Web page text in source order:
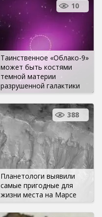
Таинственное «Облако-9»
может быть костями
темной материи
разрушенной галактики
10
Планетологи выявили
самые пригодные для
жизни места на Марсе
388